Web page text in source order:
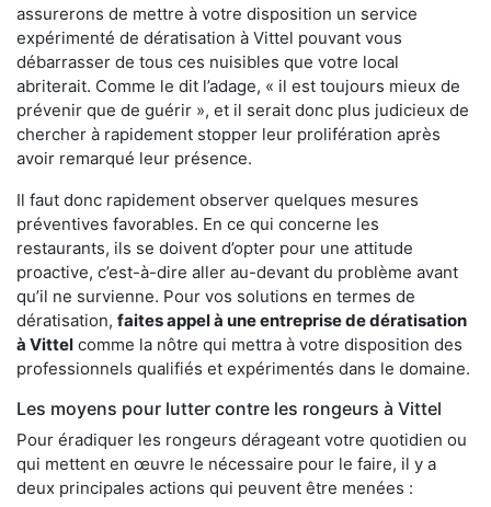
assurerons de mettre à votre disposition un service
expérimenté de dératisation à Vittel pouvant vous
débarrasser de tous ces nuisibles que votre local
abriterait. Comme le dit l’adage, « il est toujours mieux de
prévenir que de guérir », et il serait donc plus judicieux de
chercher à rapidement stopper leur prolifération après
avoir remarqué leur présence.
Il faut donc rapidement observer quelques mesures
préventives favorables. En ce qui concerne les
restaurants, ils se doivent d’opter pour une attitude
proactive, c’est-à-dire aller au-devant du problème avant
qu’il ne survienne. Pour vos solutions en termes de
dératisation, faites appel à une entreprise de dératisation
à Vittel comme la nôtre qui mettra à votre disposition des
professionnels qualifiés et expérimentés dans le domaine.
Les moyens pour lutter contre les rongeurs à Vittel
Pour éradiquer les rongeurs dérageant votre quotidien ou
qui mettent en œuvre le nécessaire pour le faire, il y a
deux principales actions qui peuvent être menées :